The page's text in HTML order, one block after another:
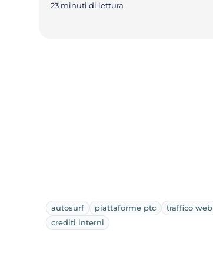
23 minuti di lettura
autosurf piattaforme ptc
traffico web
crediti interni